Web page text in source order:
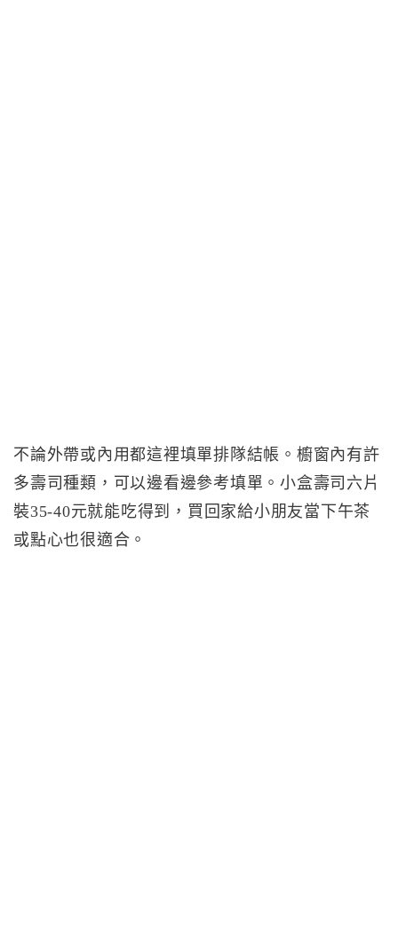
不論外帶或內用都這裡填單排隊結帳。櫥窗內有許
多壽司種類，可以邊看邊參考填單。小盒壽司六片
裝35-40元就能吃得到，買回家給小朋友當下午茶
或點心也很適合。